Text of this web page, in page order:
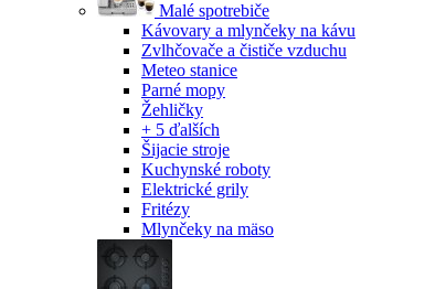
Malé spotrebiče
Kávovary a mlynčeky na kávu
Zvlhčovače a čističe vzduchu
Meteo stanice
Parné mopy
Žehličky
+ 5 ďalších
Šijacie stroje
Kuchynské roboty
Elektrické grily
Fritézy
Mlynčeky na mäso